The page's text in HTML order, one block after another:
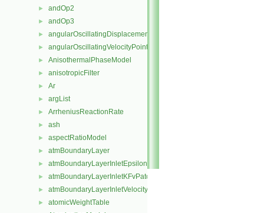
► andOp2
► andOp3
► angularOscillatingDisplacementPointPatchVectorField
► angularOscillatingVelocityPointPatchVectorField
► AnisothermalPhaseModel
► anisotropicFilter
► Ar
► argList
► ArrheniusReactionRate
► ash
► aspectRatioModel
► atmBoundaryLayer
► atmBoundaryLayerInletEpsilonFvPatchScalarField
► atmBoundaryLayerInletKFvPatchScalarField
► atmBoundaryLayerInletVelocityFvPatchVectorField
► atomicWeightTable